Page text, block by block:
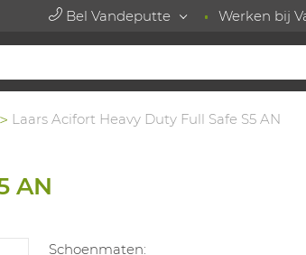
Bel Vandeputte Werken bij
Laars Acifort Heavy Duty Full Safe S5 AN
AN
Schoenmaten: